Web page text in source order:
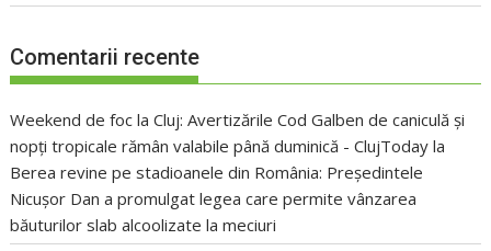
Comentarii recente
Weekend de foc la Cluj: Avertizările Cod Galben de caniculă și
nopți tropicale rămân valabile până duminică - ClujToday la
Berea revine pe stadioanele din România: Președintele
Nicușor Dan a promulgat legea care permite vânzarea
băuturilor slab alcoolizate la meciuri